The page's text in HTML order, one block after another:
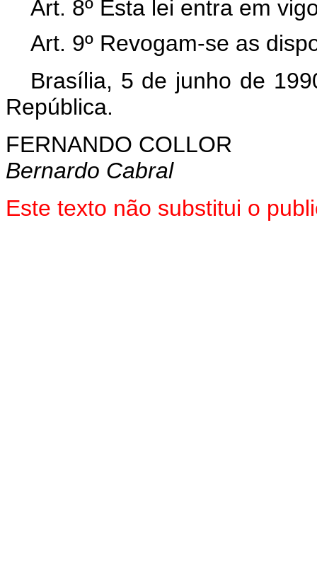
Art. 8º Esta lei entra em
Art. 9º Revogam-se as
Brasília, 5 de junho de
República.
FERNANDO COLLOR
Bernardo Cabral
Este texto não substitui o